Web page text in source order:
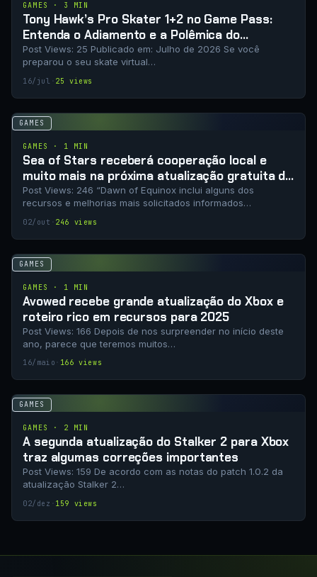
GAMES · 3 MIN
Tony Hawk’s Pro Skater 1+2 no Game Pass:
Entenda o Adiamento e a Polêmica do
Licenciamento
Post Views: 25 Publicado em: Julho de 2026 Se você
preparou o seu skate virtual…
16/jul · 25 views
GAMES
GAMES · 1 MIN
Sea of ​​Stars receberá cooperação local e
muito mais na próxima atualização gratuita do
Xbox
Post Views: 246 “Dawn of Equinox inclui alguns dos
recursos e melhorias mais solicitados informados…
02/out · 246 views
GAMES
GAMES · 1 MIN
Avowed recebe grande atualização do Xbox e
roteiro rico em recursos para 2025
Post Views: 166 Depois de nos surpreender no início deste
ano, parece que teremos muitos…
16/maio · 166 views
GAMES
GAMES · 2 MIN
A segunda atualização do Stalker 2 para Xbox
traz algumas correções importantes
Post Views: 159 De acordo com as notas do patch 1.0.2 da
atualização Stalker 2…
02/dez · 159 views